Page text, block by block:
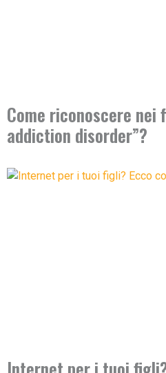
Come riconoscere
addiction disorder”?